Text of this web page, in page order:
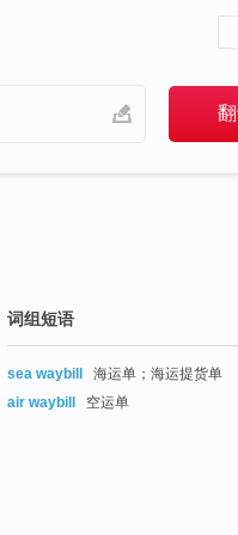
词组短语
sea waybill
海运单；海运提货单
air waybill
空运单